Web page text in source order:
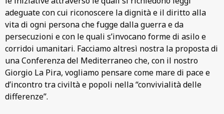
adeguate con cui riconoscere la dignità e il diritto alla
vita di ogni persona che fugge dalla guerra e da
persecuzioni e con le quali s’invocano forme di asilo e
corridoi umanitari. Facciamo altresì nostra la proposta di
una Conferenza del Mediterraneo che, con il nostro
Giorgio La Pira, vogliamo pensare come mare di pace e
d’incontro tra civiltà e popoli nella “convivialità delle
differenze”.